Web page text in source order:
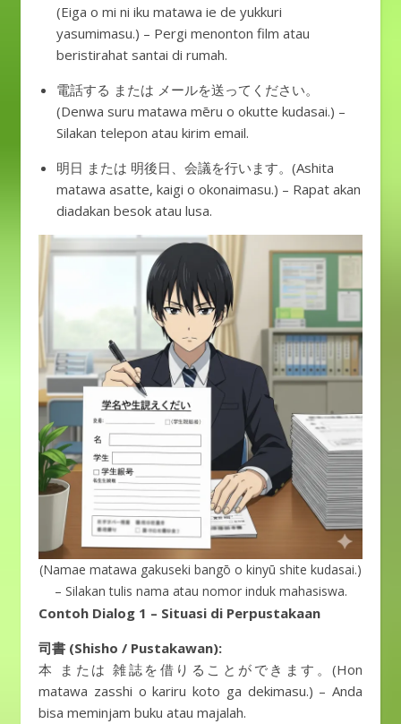
(Eiga o mi ni iku matawa ie de yukkuri
yasumimasu.) – Pergi menonton film atau
beristirahat santai di rumah.
電話する または メールを送ってください。
(Denwa suru matawa mēru o okutte kudasai.) –
Silakan telepon atau kirim email.
明日 または 明後日、会議を行います。(Ashita
matawa asatte, kaigi o okonaimasu.) – Rapat akan
diadakan besok atau lusa.
(Namae matawa gakuseki bangō o kinyū shite kudasai.)
– Silakan tulis nama atau nomor induk mahasiswa.
Contoh Dialog 1 – Situasi di Perpustakaan
司書 (Shisho / Pustakawan):
本 または 雑誌を借りることができます。(Hon
matawa zasshi o kariru koto ga dekimasu.) – Anda
bisa meminjam buku atau majalah.